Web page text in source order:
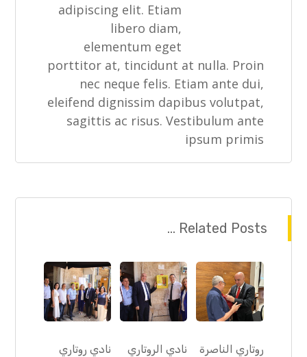
adipiscing elit. Etiam
libero diam,
elementum eget
porttitor at, tincidunt at nulla. Proin
nec neque felis. Etiam ante dui,
eleifend dignissim dapibus volutpat,
sagittis ac risus. Vestibulum ante
ipsum primis
Related Posts ...
روتاري الناصرة
نادي الروتاري
نادي روتاري